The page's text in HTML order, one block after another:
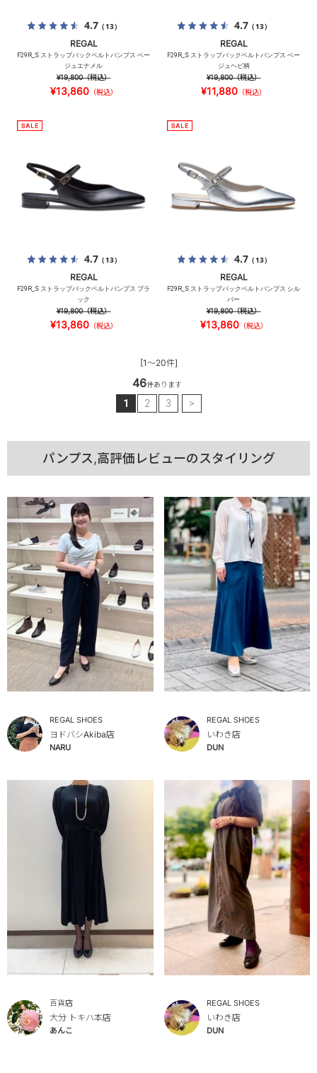
4.7（13）
REGAL
F29R_S ストラップバックベルトパンプス ベー
ジュエナメル
¥19,800（税込）
¥13,860（税込）
4.7（13）
REGAL
F29R_S ストラップバックベルトパンプス ベー
ジュヘビ柄
¥19,800（税込）
¥11,880 （税込）
4.7（13）
REGAL
F29R_S ストラップバックベルトパンプス ブラ
ック
¥19,800（税込）
¥13,860（税込）
4.7（13）
REGAL
F29R_S ストラップバックベルトパンプス シル
バー
¥19,800（税込）
¥13,860（税込）
[1～20件]
46件あります
1 2 3 >
パンプス,高評価レビューのスタイリング
REGAL SHOES
ヨドバシAkiba店
NARU
REGAL SHOES
いわき店
DUN
百貨店
大分 トキハ本店
あんこ
REGAL SHOES
いわき店
DUN